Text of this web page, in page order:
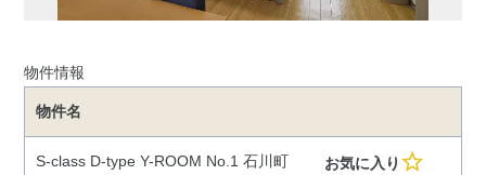
ン中
当者様へ
物件情報
物件名
S-class D-type Y-ROOM No.1 石川町 お気に入り